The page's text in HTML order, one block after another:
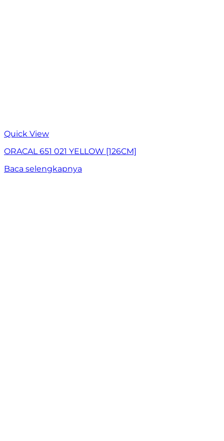
Quick View
ORACAL 651 021 YELLOW [126CM]
Baca selengkapnya